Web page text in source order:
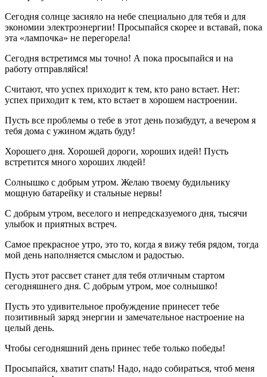
Сегодня солнце засияло на небе специально для тебя и для
экономии электроэнергии! Просыпайся скорее и вставай, пока
эта «лампочка» не перегорела!
Сегодня встретимся мы точно! А пока просыпайся и на
работу отправляйся!
Считают, что успех приходит к тем, кто рано встает. Нет:
успех приходит к тем, кто встает в хорошем настроении.
Пусть все проблемы о тебе в этот день позабудут, а вечером я
тебя дома с ужином ждать буду!
Хорошего дня. Хорошей дороги, хороших идей! Пусть
встретится много хороших людей!
Солнышко с добрым утром. Желаю твоему будильнику
мощную батарейку и стальные нервы!
С добрым утром, веселого и непредсказуемого дня, тысячи
улыбок и приятных встреч.
Самое прекрасное утро, это то, когда я вижу тебя рядом, тогда
мой день наполняется смыслом и радостью.
Пусть этот рассвет станет для тебя отличным стартом
сегодняшнего дня. С добрым утром, мое солнышко!
Пусть это удивительное пробуждение принесет тебе
позитивный заряд энергии и замечательное настроение на
целый день.
Чтобы сегодняшний день принес тебе только победы!
Просыпайся, хватит спать! Надо, надо собираться, чтоб меня